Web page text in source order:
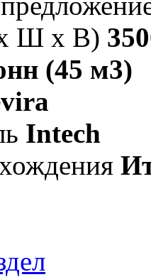
Ш х В)
(45 м3)
Intech